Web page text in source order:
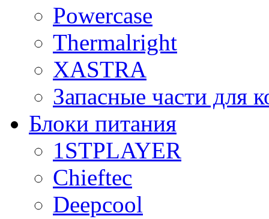
Powercase
Thermalright
XASTRA
Запасные части для
Блоки питания
1STPLAYER
Chieftec
Deepcool